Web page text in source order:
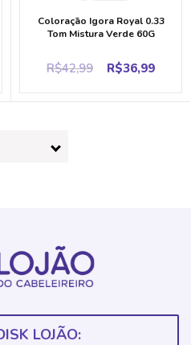
Coloração Igora Royal 0.33
Tom Mistura Verde 60G
R$42,99
Original
R$36,99
LOJÃO: